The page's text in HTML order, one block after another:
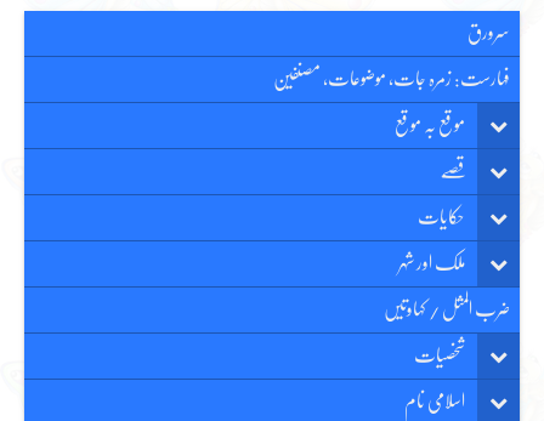
سرورق
فہارست: زمرہ جات، موضوعات، مصنفین
موقع بہ موقع
قصّے
حکایات
ملک اور شہر
ضرب المثل / کہاوتیں
شخصیات
اسلامی نام